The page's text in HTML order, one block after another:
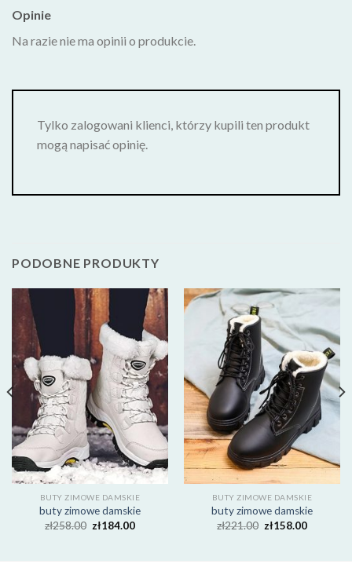
Opinie
Na razie nie ma opinii o produkcie.
Tylko zalogowani klienci, którzy kupili ten produkt
mogą napisać opinię.
PODOBNE PRODUKTY
BUTY ZIMOWE DAMSKIE
buty zimowe damskie
zł258.00 zł184.00
BUTY ZIMOWE DAMSKIE
buty zimowe damskie
zł221.00 zł158.00